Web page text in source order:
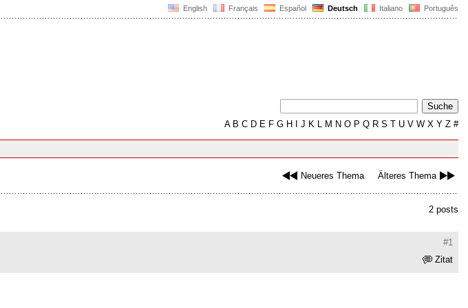
English Français Español Deutsch Italiano Português
AB C D E F G H J K L M N O P Q R S T U V W X Y Z #
Neueres Thema Älteres Thema
2 posts
#1
Zitat